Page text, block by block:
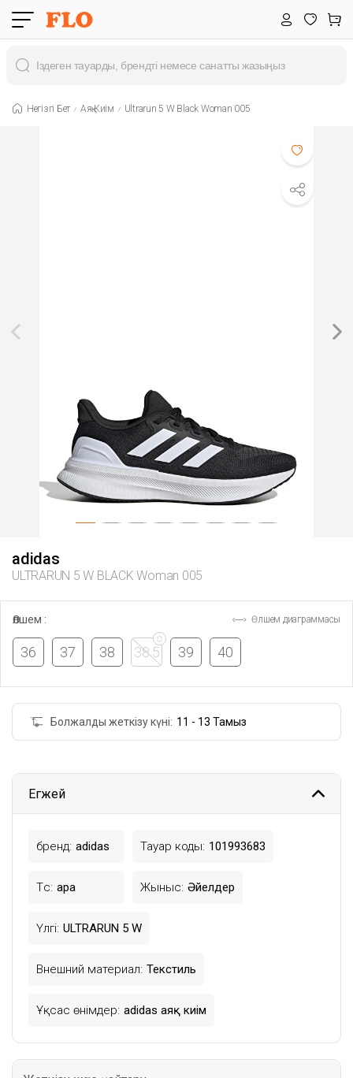
Негізгі Бет Аяқ Киім Ultrarun 5 W Black Woman 005
adidas
ULTRARUN 5 W BLACK Woman 005
Өлшем : Өлшем диаграммасы
36 37 38 38.5 39 40
Болжалды жеткізу күні: 11 - 13 Тамыз
Егжей
бренд: adidas Тауар коды: 101993683
Түс: Қара Жыныс: Әйелдер
Үлгі: ULTRARUN 5 W
Внешний материал: Текстиль
Ұқсас өнімдер: adidas аяқ киім